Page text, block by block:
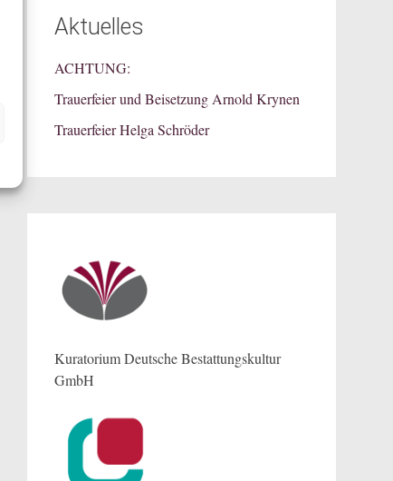
Aktuelles
ACHTUNG:
Trauerfeier und Beisetzung Arnold Krynen
Trauerfeier Helga Schröder
Kuratorium Deutsche Bestattungskultur
GmbH